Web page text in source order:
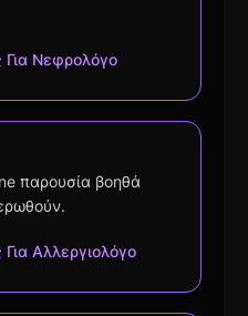
Για Νεφρολόγο
παρουσία βοηθά
Αλλεργιολόγο